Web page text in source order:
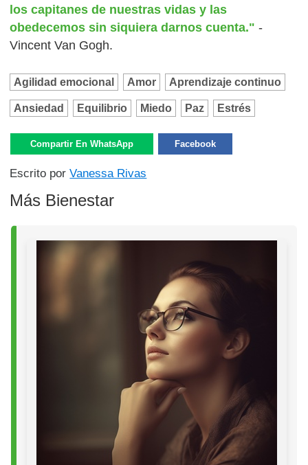
los capitanes de nuestras vidas y las
obedecemos sin siquiera darnos cuenta." -
Vincent Van Gogh.
Agilidad emocional Amor Aprendizaje continuo
Ansiedad Equilibrio Miedo Paz Estrés
Compartir En WhatsApp Facebook
Escrito porVanessa Rivas
Más Bienestar